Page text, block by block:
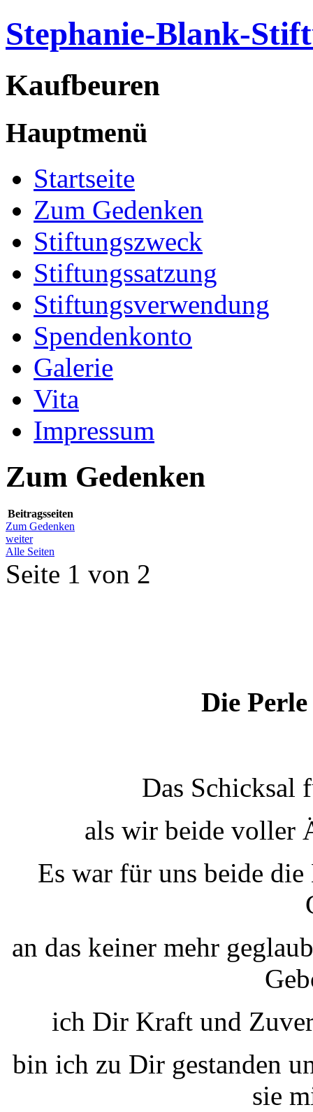
Stephanie-Blank-
Kaufbeuren
Hauptmenü
Startseite
Zum Gedenken
Stiftungszweck
Stiftungssatzung
Stiftungsverwendung
Spendenkonto
Galerie
Vita
Impressum
Zum Gedenken
Beitragsseiten
Zum Gedenken
weiter
Alle Seiten
Seite 1 von 2
Die
Das Schicksal
als wir beide voller
Es war für uns beide
an das keiner mehr
ich Dir Kraft und
bin ich zu Dir gestanden
sie